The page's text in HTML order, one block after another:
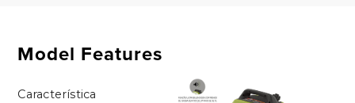
Model Features
Característica